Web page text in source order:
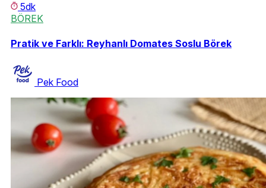
5dk
BÖREK
Pratik ve Farklı: Reyhanlı Domates Soslu Börek
Pek Food